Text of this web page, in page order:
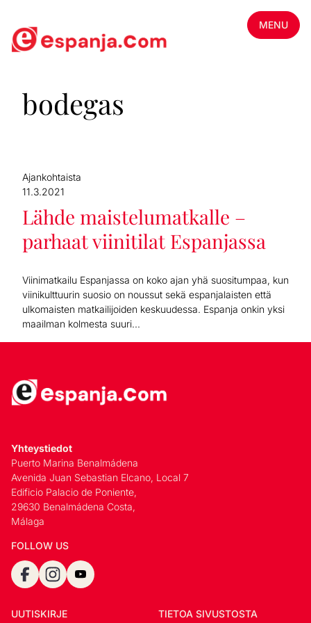
MENU
bodegas
Ajankohtaista
11.3.2021
Lähde maistelumatkalle –
parhaat viinitilat Espanjassa
Viinimatkailu Espanjassa on koko ajan yhä suositumpaa, kun
viinikulttuurin suosio on noussut sekä espanjalaisten että
ulkomaisten matkailijoiden keskuudessa. Espanja onkin yksi
maailman kolmesta suuri...
Yhteystiedot
Puerto Marina Benalmádena
Avenida Juan Sebastian Elcano, Local 7
Edificio Palacio de Poniente,
29630 Benalmádena Costa,
Málaga
FOLLOW US
UUTISKIRJE TIETOA SIVUSTOSTA